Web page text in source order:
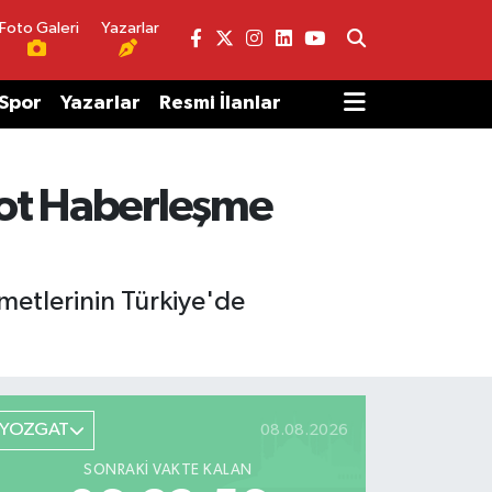
Foto Galeri Yazarlar
Yazarlar Resmi İlanlar
Haberleşme
Türkiye'de
YOZGAT 08.08.2026
SONRAKI VAKTE KALAN